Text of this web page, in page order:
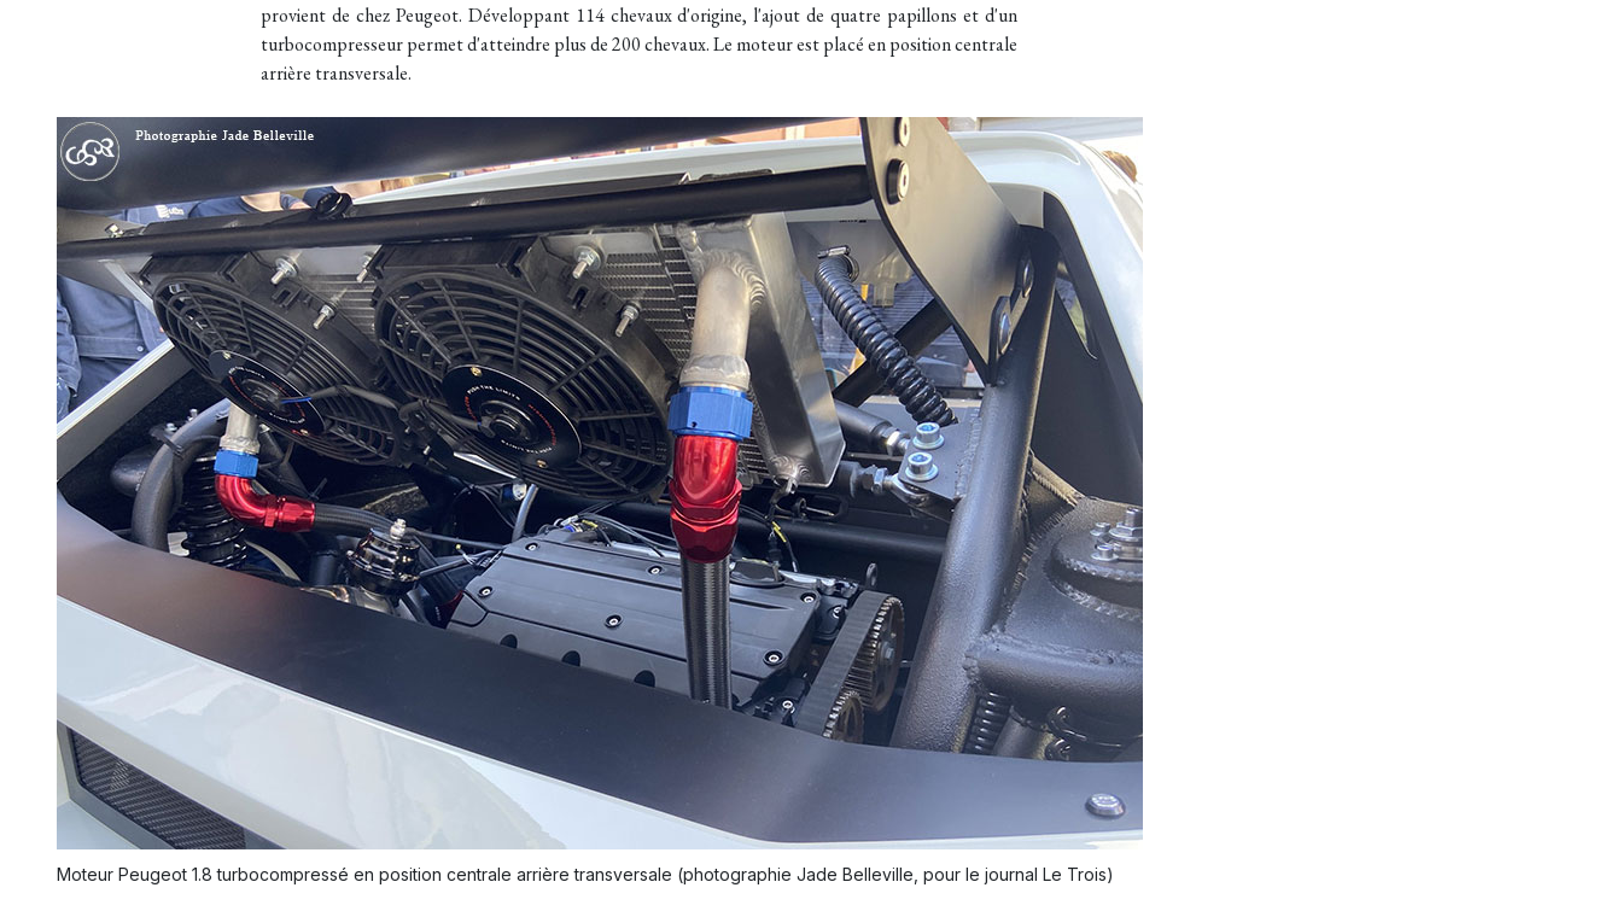
provient de chez Peugeot. Développant 114 chevaux d'origine, l'ajout de quatre papillons et d'un
turbocompresseur permet d'atteindre plus de 200 chevaux. Le moteur est placé en position centrale
arrière transversale.
Moteur Peugeot 1.8 turbocompressé en position centrale arrière transversale (photographie Jade Belleville, pour le journal Le Trois)